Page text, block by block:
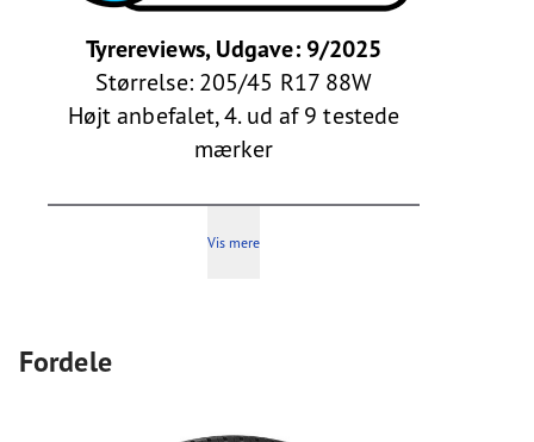
Tyrereviews, Udgave: 9/2025
Størrelse: 205/45 R17 88W
Højt anbefalet, 4. ud af 9 testede
mærker
Vis mere
Fordele